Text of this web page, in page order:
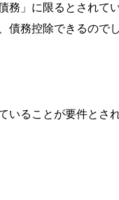
務」に限るとされて
務控除できるのでし
いることが要件とさ